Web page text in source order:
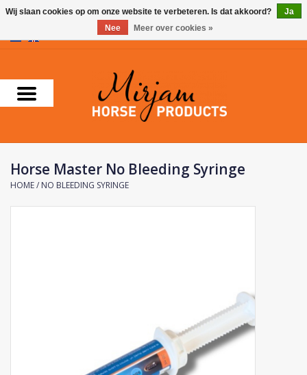
Supplementen
Verzorgingsproducten
Farnam
Horse Master No Bleeding Syringe
HOME/ NO BLEEDING SYRINGE
Wij slaan cookies op om onze website te verbeteren. Is dat akkoord?
Ja
Nee
Meer over cookies »